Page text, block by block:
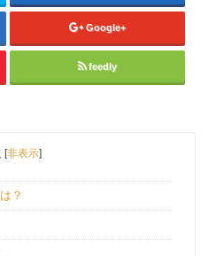
Google+
feedly
[非表示]
？